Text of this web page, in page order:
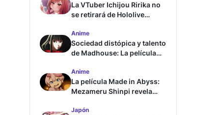
La VTuber Ichijou Ririka no
se retirará de Hololive
Anime
Sociedad distópica y talento
de Madhouse: La película
tráiler
Anime
La película Made in Abyss:
Mezameru Shinpi revela
Japón